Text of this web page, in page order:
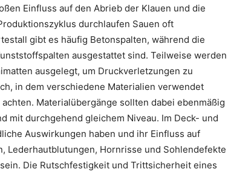
Einfluss auf den Abrieb der Klauen und die
durchlaufen Sauen oft
gibt es häufig Betonspalten, während die
ausgestattet sind. Teilweise werden
ausgelegt, um Druckverletzungen zu
in dem verschiedene Materialien verwendet
Materialübergänge sollten dabei ebenmäßig
mit durchgehend gleichem Niveau. Im Deck- und
Auswirkungen haben und ihr Einfluss auf
Lederhautblutungen, Hornrisse und Sohlendefekte
Die Rutschfestigkeit und Trittsicherheit eines